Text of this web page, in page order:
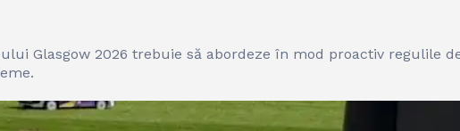
Glasgow 2026 trebuie să abordeze în mod proactiv regulile